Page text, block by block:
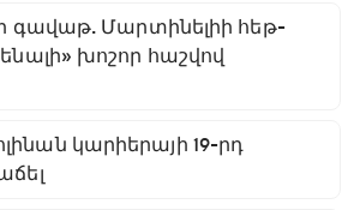
գավաթ. Մարտինելիի հեթ-
խոշոր հաշվով
կարիերայի 19-րդ